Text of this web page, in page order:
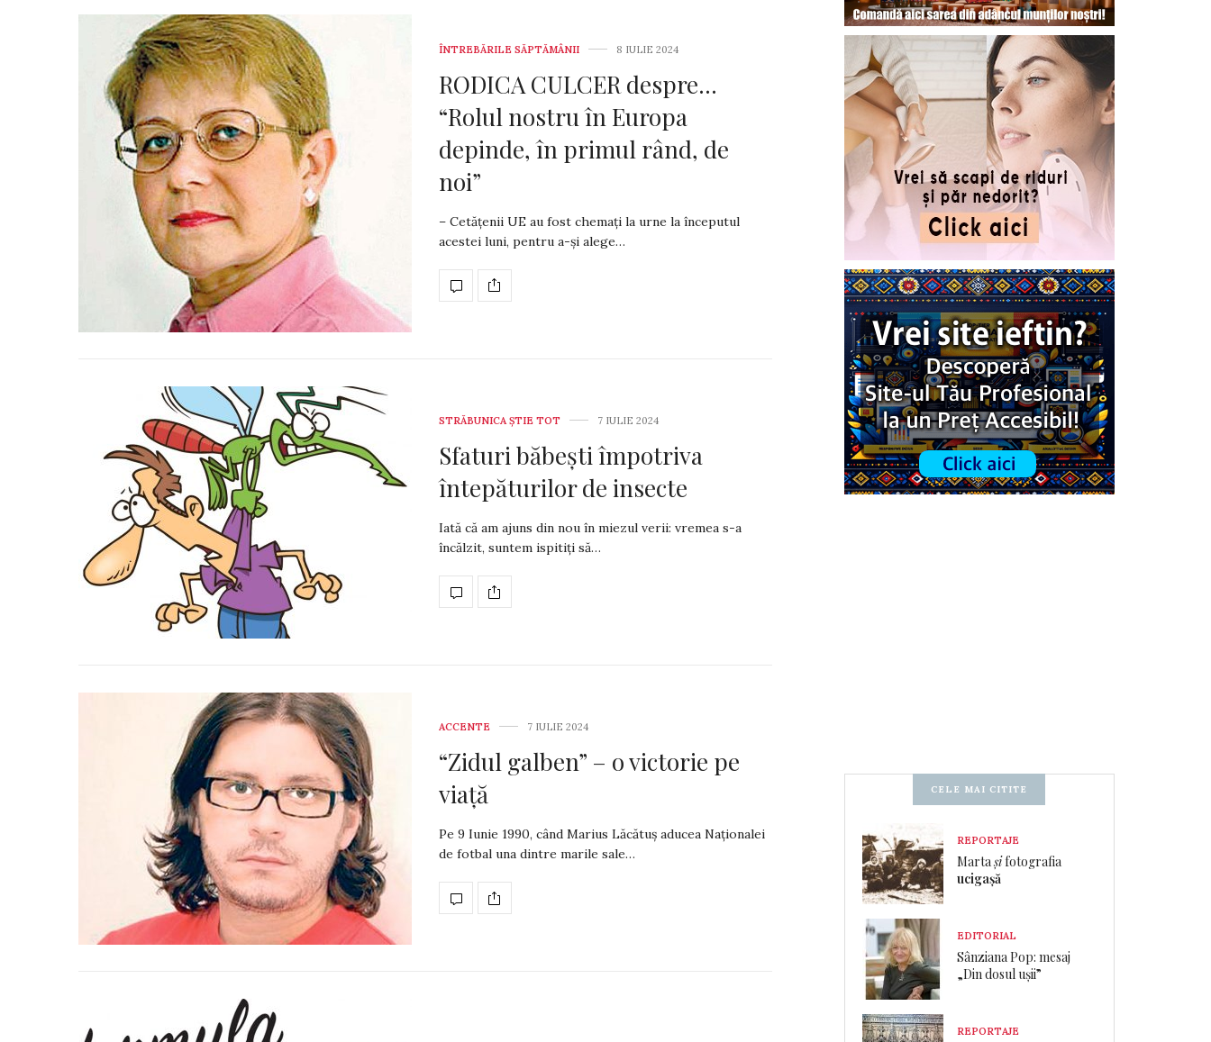
ÎNTREBĂRILE SĂPTĂMÂNII 8 IULIE 2024
RODICA CULCER despre…
“Rolul nostru în Europa
depinde, în primul rând, de
noi”
– Cetățenii UE au fost chemați la urne la înce­pu­tul
acestei luni, pentru a-și alege…
STRĂBUNICA ȘTIE TOT 7 IULIE 2024
Sfaturi băbești împotriva
întepăturilor de insecte
Iată că am ajuns din nou în miezul verii: vremea s-a
încălzit, suntem ispitiți să…
ACCENTE 7 IULIE 2024
“Zidul galben” – o victorie pe
viață
Pe 9 Iunie 1990, când Marius Lăcătuș aducea Naționalei
de fotbal una dintre marile sale…
CELE MAI CITITE
REPORTAJE
Martașifotografia
ucigașă
EDITORIAL
Sânziana Pop: mesaj
„Din dosul ușii”
REPORTAJE